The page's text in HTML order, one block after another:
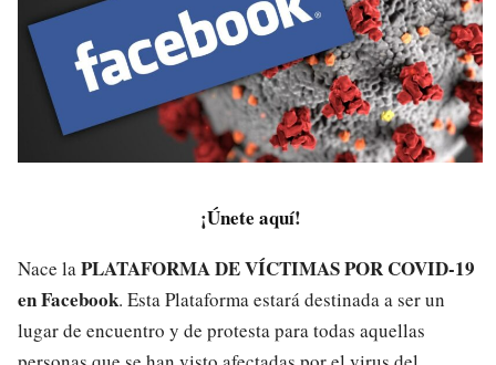
¡Únete aquí!
Nace laPLATAFORMA DE VÍCTIMAS POR COVID-19
en Facebook. Esta Plataforma estará destinada a ser un
lugar de encuentro y de protesta para todas aquellas